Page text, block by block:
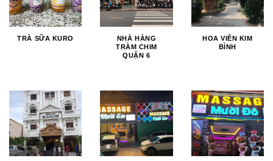
TRÀ SỮA KURO
NHÀ HÀNG
TRÀM CHIM
QUẬN 6
HOA VIÊN KIM
BÌNH